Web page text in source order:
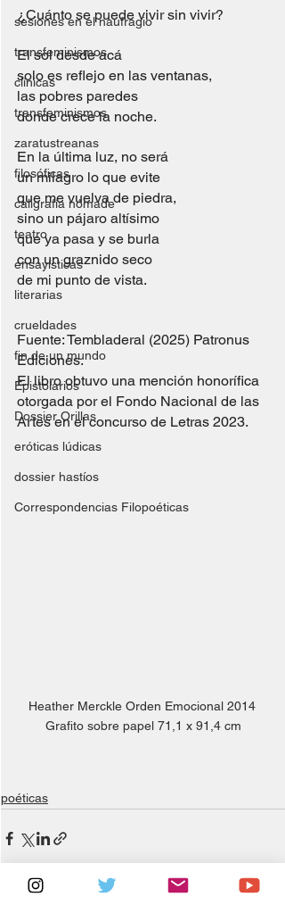
sesiones en el naufragio
transfeminismos
clínicas
transfeminismos
zaratustreanas
filosóficas
caligrafía nómade
teatro
ensayísticas
literarias
crueldades
fin de un mundo
Epistolarios
Dossier Orillas
eróticas lúdicas
dossier hastíos
Correspondencias Filopoéticas
¿Cuánto se puede vivir sin vivir?
El sol desde acá
solo es reflejo en las ventanas,
las pobres paredes
donde crece la noche.
En la última luz, no será
un milagro lo que evite
que me vuelva de piedra,
sino un pájaro altísimo
que ya pasa y se burla
con un graznido seco
de mi punto de vista.
Fuente: Tembladeral (2025) Patronus
Ediciones.
El libro obtuvo una mención honorífica
otorgada por el Fondo Nacional de las
Artes en el concurso de Letras 2023.
Heather Merckle Orden Emocional 2014
Grafito sobre papel 71,1 x 91,4 cm
poéticas